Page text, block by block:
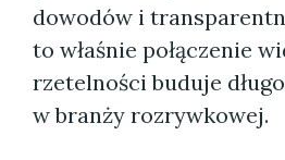
dowodów i
to właśnie połączenie
rzetelności buduje
w branży rozrywkowej.